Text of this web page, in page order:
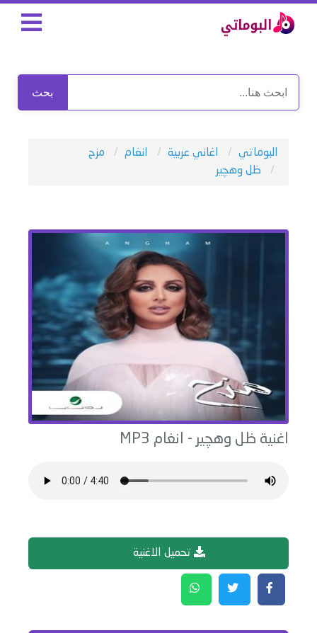
بحث
البوماتي اغاني عربية انغام
مزح
ظل وهچير
اغنية ظل وهچير - انغام
تحميل الاغنية